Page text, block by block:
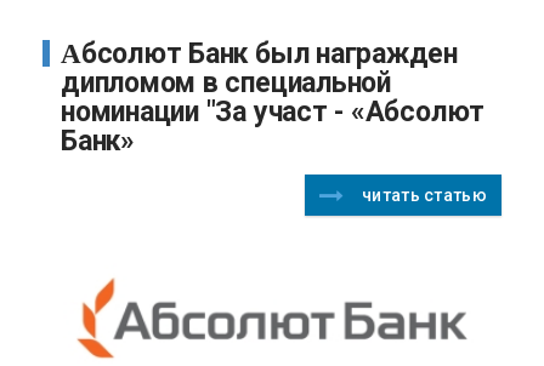
Абсолют Банк был награжден
дипломом в специальной
номинации "За участ - «Абсолют
Банк»
читать статью